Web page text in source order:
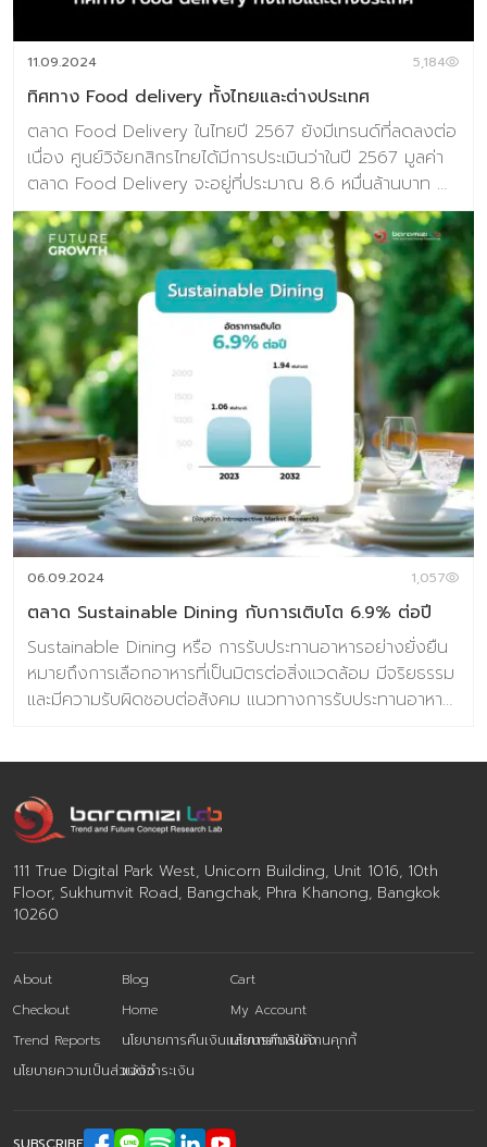
ความรับผิดชอบต่อสิ่งแวดล้อมและสังคม อุตสาหกรรมแฟชั่น
บริโภคที่ต้องการความโปร่งใสในกระบวนการผลิตและการจัด
หาวั […]
11.09.2024 5,184
ทิศทาง Food delivery ทั้งไทยและต่างประเทศ
ตลาด Food Delivery ในไทยปี 2567 ยังมีเทรนด์ที่ลดลงต่อ
เนื่อง ศูนย์วิจัยกสิกรไทยได้มีการประเมินว่าในปี 2567 มูลค่า
ตลาด Food Delivery จะอยู่ที่ประมาณ 8.6 หมื่นล้านบาท
หรือหดตัว 1.0% จากปี 2566 แม้ว่าค่าใช้จ่ายในการสั่งอาหาร
เฉลี่ยต่อครั้งน่าจะปรับตัวเพิ่มขึ้น (Price per Order)
ประมาณ 2.8% จากค่าเฉลี่ยในปี 2566 หรือ มีราคาเฉลี่ย
ประมาณ 185 บาทต่อครั้งของการสั่ง ซึ่งจะมีผลตามมาต่อทั้ง
จำนวนครั้งและปริมาณการสั่งให้ลดลง ปัจจุบัน ตลาด Food
Delivery ในหลายประเทศกำลังเผชิญกับแนวโน้มขาลงไม่ต่าง
จากประเทศไทย แม้ว่าจะมีการเติบโตอย่างรวดเร็วในช่วงการ
แพร่ระบาดของ COVID-19 เช่น สหรัฐอเมริกาและสหราช
อาณาจักรเห็นการเติบโตชะลอตัวเนื่องจากการแข่งขันที่รุนแรง
และต้นทุนการดำเนินงานที่สูงขึ้น ส่งผลให้บริการต้องปรับราคา
ให้สูงขึ้นเพื่อรักษากำไร ขณะที่ในญี่ปุ่น การเพิ่มขึ้นของต้นทุน
การจัดส่งและการแข่งขันจากผู้เล่นหลายราย ทำให้บริษัทฟู้ดเดลิ
เวอรี่ต้องปรับกลยุทธ์เพื่อรักษาส่วนแบ่งตลาดและกำไร การ
เติบโตของตลาด Food Delivery ทั่วโลก รายได้ในตลาด
บริการจัดส่งอาหารออนไลน์คาดว่าจะสูงถึง 1.22 ล้านล้าน
ดอลลาร์สหรัฐในปี 2567 แล […]
06.09.2024 1,057
ตลาด Sustainable Dining กับการเติบโต 6.9% ต่อปี
Sustainable Dining หรือ การรับประทานอาหารอย่างยั่งยืน
หมายถึงการเลือกอาหารที่เป็นมิตรต่อสิ่งแวดล้อม มีจริยธรรม
และมีความรับผิดชอบต่อสังคม แนวทางการรับประทานอาหาร
ต่างๆ เช่น การเลือกส่วนผสมจากแหล่งท้องถิ่นและออร์แกนิก
การลดขยะอาหาร การเลือกอาหารจากพืชและการสนับสนุนร้าน
หลักคือการสร้างระบบอาหารที่สามารถรักษาคนรุ่นต่อไปได้โดย
ไม่ทำให้ทรัพยากรธรรมชาติหมดสิ้นหรือก่อให้เกิดอันตรายต่อ
เหรียญสหรัฐภายในปี 2032 โดยเติบโตที่อัตรา CAGR 6.91%
ตั้งแต่ปี 2024-2032 แนวโน้มเหล่านี้สะท้อนถึงการเคลื่อนไหว
ที่กว้างขึ้นสู่ความยั่งยืนในอุตสาหกรรมอาหาร ซึ่งขับเคลื่อน
โดยความต้องการของผู้บริโภคและความจำเป็นในการแก้ไข
111 True Digital Park West, Unicorn Building, Unit 1016, 10th
Floor, Sukhumvit Road, Bangchak, Phra Khanong, Bangkok
10260
About Blog
Cart
Checkout
Home
My Account
Trend Reports
นโยบายการคืนเงินและการคืนสินค้า
นโยบายการใช้งานคุกกี้
นโยบายความเป็นส่วนตัวแจ้งชำระเงิน